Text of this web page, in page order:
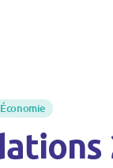
Économie